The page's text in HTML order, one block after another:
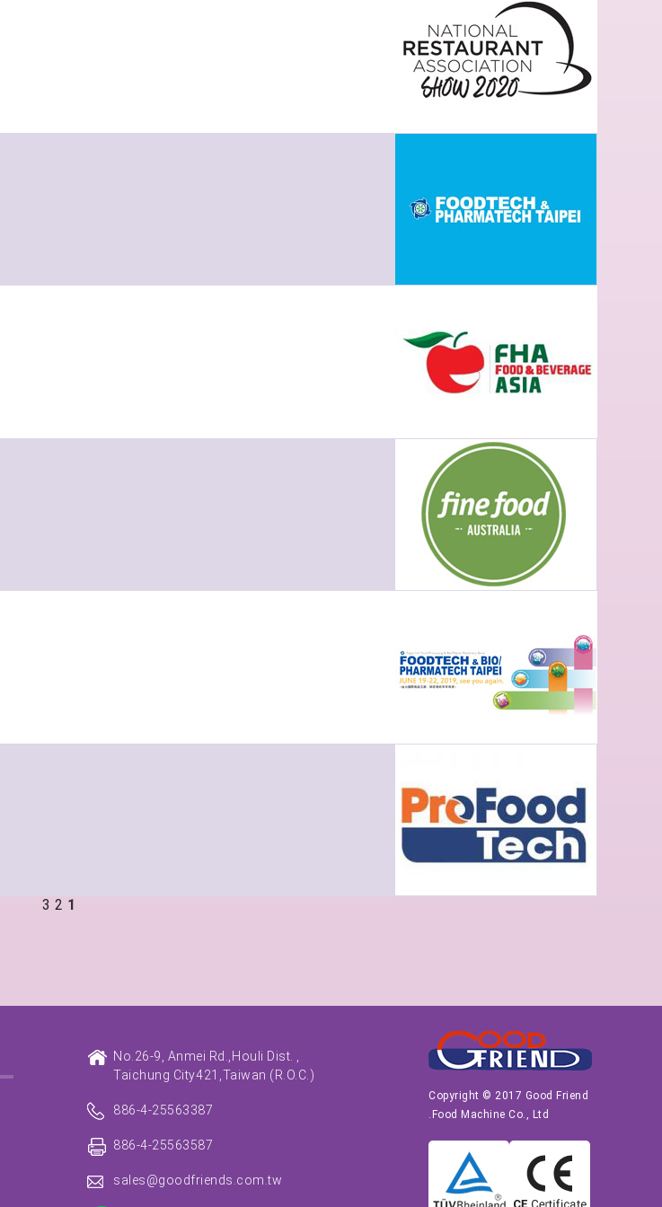
1
2
3
Copyright © 2017 Good Friend
Food Machine Co., Ltd.
No.26-9, Anmei Rd.,Houli Dist. ,
Taichung City421, Taiwan (R.O.C.)
886-4-25563387
886-4-25563587
sales@goodfriends.com.tw